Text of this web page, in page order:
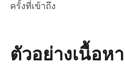
ครั้งที่เข้าถึง
ตัวอย่างเนื้อห